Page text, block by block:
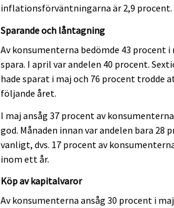
inflationsförväntningarna är 2,9 procent.
Sparande och låntagning
Av konsumenterna bedömde 43
spara. I april var andelen 40 procent.
hade sparat i maj och 76 procent trodde
följande året.
I maj ansåg 37 procent av
god. Månaden innan var andelen bara 28
vanligt, dvs. 17 procent av
inom ett år.
Köp av kapitalvaror
Av konsumenterna ansåg 30 procent i